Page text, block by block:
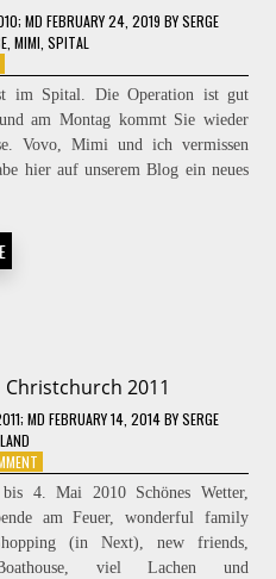
; MD FEBRUARY 24, 2019 BYSERGE
, MIMI SPITAL
FÜR
Spital. Die Operation ist gut
am Montag kommt Sie wieder
Vovo, Mimi und ich vermissen
hier auf unserem Blog ein neues
Christchurch 2011
; MD FEBRUARY 14, 2014BYSERGE
ON
CHRISTCHURCH
2011
4. Mai 2010 Schönes Wetter,
am Feuer, wonderful family
(in Next), new friends,
viel Lachen und